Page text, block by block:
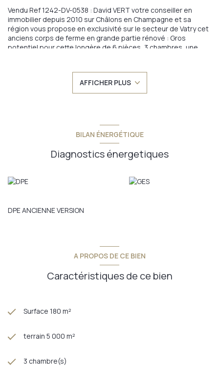
Vendu Ref 1242-DV-0538 : David VERT votre conseiller en
immobilier depuis 2010 sur Châlons en Champagne et sa
région vous propose en exclusivité sur le secteur de Vatry cet
anciens corps de ferme en grande partie rénové : Gros
potentiel pour cette longère de 6 pièces, 3 chambres, une
pouvant convenir à une activité indépendante. Le tout sur un
terrain d'environ 5000 m² au cadre bucolique. Une visite
s'impose, coup de coeur assuré. Cette belle maison familiale
Annonce proposée par un agent commercial
AFFICHER PLUS
BILAN ÉNERGÉTIQUE
Diagnostics énergetiques
DPE ANCIENNE VERSION
A PROPOS DE CE BIEN
Caractéristiques de ce bien
Surface 180 m²
terrain 5 000 m²
3 chambre(s)